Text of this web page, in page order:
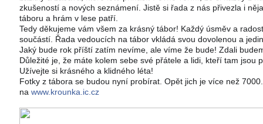
zkušeností a nových seznámení. Jistě si řada z nás přivezla i
táboru a hrám v lese patří.
Tedy děkujeme vám všem za krásný tábor! Každý úsměv a
součástí. Řada vedoucích na tábor vkládá svou dovolenou a
Jaký bude rok příští zatím nevíme, ale víme že bude! Zdali
Důležité je, že máte kolem sebe své přátele a lidi, kteří tam jsou
Užívejte si krásného a klidného léta!
Fotky z tábora se budou nyní probírat. Opět jich je více než
na www.krounka.ic.cz